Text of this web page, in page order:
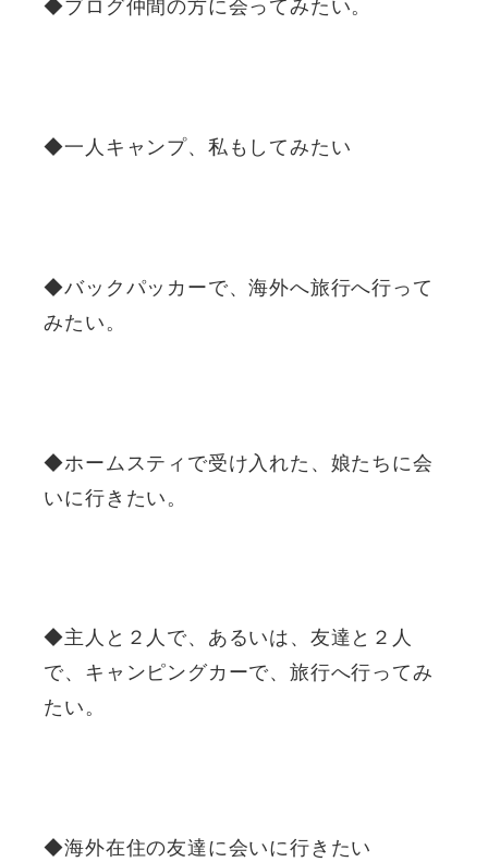
◆一人キャンプ、私もしてみたい
◆バックパッカーで、海外へ旅行へ行って
みたい。
◆ホームスティで受け入れた、娘たちに会
いに行きたい。
◆主人と２人で、あるいは、友達と２人
で、キャンピングカーで、旅行へ行ってみ
たい。
◆海外在住の友達に会いに行きたい